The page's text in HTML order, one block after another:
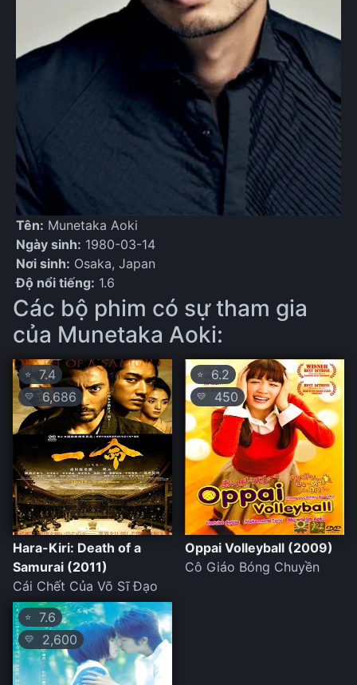
Tên: Munetaka Aoki
Ngày sinh: 1980-03-14
Nơi sinh: Osaka, Japan
Độ nổi tiếng: 1.6
Các bộ phim có sự tham gia
của Munetaka Aoki:
⭐7.4
💛 6,686
Hara-Kiri: Death of a
Samurai (2011)
Cái Chết Của Võ Sĩ Đạo
⭐ 6.2
💛 450
Oppai Volleyball (2009)
Cô Giáo Bóng Chuyền
⭐ 7.6
💛 2,600